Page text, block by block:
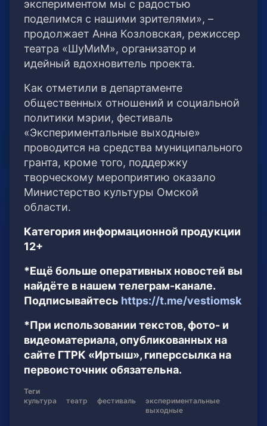
экспериментом мы с радостью
поделимся с нашими зрителями», –
продолжает Анна Козловская, режиссер
театра «ШуМиМ», организатор и
идейный вдохновитель проекта.
Как отметили в департаменте
общественных отношений и социальной
политики мэрии, фестиваль
«Экспериментальные выходные»
проводится на средства муниципального
гранта, кроме того, поддержку
творческому мероприятию оказало
Министерство культуры Омской
области.
Категория информационной продукции
12+
*Ещё больше оперативных новостей вы
найдёте в нашем телеграм-канале.
Подписывайтесь https://t.me/vestiomsk
*При использовании текстов, фото- и
видеоматериала, опубликованных на
сайте ГТРК «Иртыш», гиперссылка на
первоисточник обязательна.
Теги
культура
театр фестиваль
экспериментальные
выходные